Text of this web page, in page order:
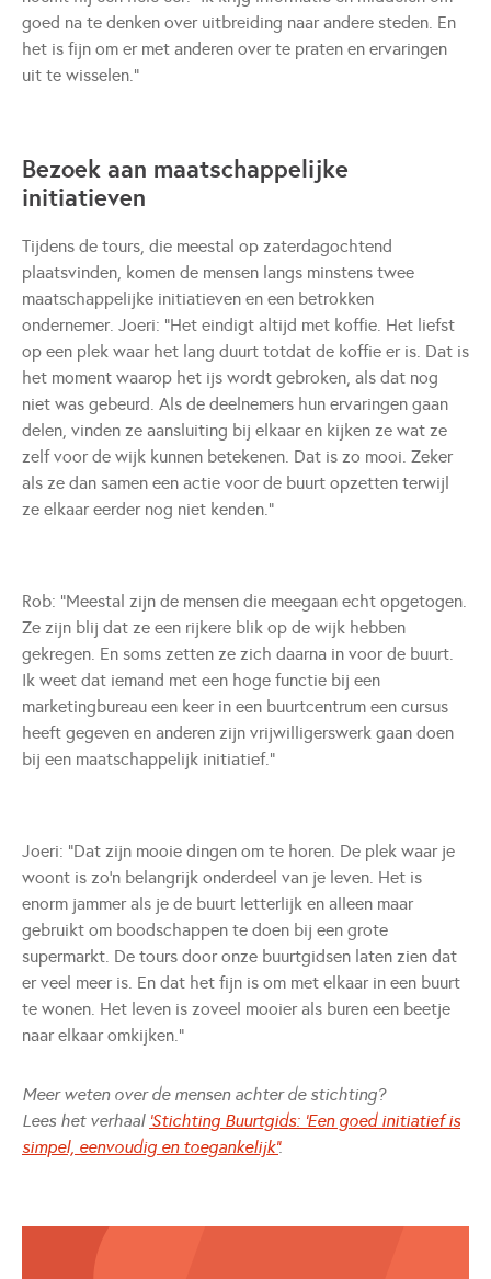
goed na te denken over uitbreiding naar andere steden. En
het is fijn om er met anderen over te praten en ervaringen
uit te wisselen.”
Bezoek aan maatschappelijke
initiatieven
Tijdens de tours, die meestal op zaterdagochtend
plaatsvinden, komen de mensen langs minstens twee
maatschappelijke initiatieven en een betrokken
ondernemer. Joeri: “Het eindigt altijd met koffie. Het liefst
op een plek waar het lang duurt totdat de koffie er is. Dat is
het moment waarop het ijs wordt gebroken, als dat nog
niet was gebeurd. Als de deelnemers hun ervaringen gaan
delen, vinden ze aansluiting bij elkaar en kijken ze wat ze
zelf voor de wijk kunnen betekenen. Dat is zo mooi. Zeker
als ze dan samen een actie voor de buurt opzetten terwijl
ze elkaar eerder nog niet kenden.”
Rob: “Meestal zijn de mensen die meegaan echt opgetogen.
Ze zijn blij dat ze een rijkere blik op de wijk hebben
gekregen. En soms zetten ze zich daarna in voor de buurt.
Ik weet dat iemand met een hoge functie bij een
marketingbureau een keer in een buurtcentrum een cursus
heeft gegeven en anderen zijn vrijwilligerswerk gaan doen
bij een maatschappelijk initiatief.”
Joeri: “Dat zijn mooie dingen om te horen. De plek waar je
woont is zo’n belangrijk onderdeel van je leven. Het is
enorm jammer als je de buurt letterlijk en alleen maar
gebruikt om boodschappen te doen bij een grote
supermarkt. De tours door onze buurtgidsen laten zien dat
er veel meer is. En dat het fijn is om met elkaar in een buurt
te wonen. Het leven is zoveel mooier als buren een beetje
naar elkaar omkijken.”
Meer weten over de mensen achter de stichting?
Lees het verhaal 'Stichting Buurtgids: ‘Een goed initiatief is
simpel, eenvoudig en toegankelijk’'.